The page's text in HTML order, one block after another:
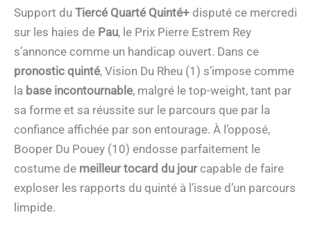
Support du Tiercé Quarté Quinté+ disputé ce mercredi
sur les haies de Pau, le Prix Pierre Estrem Rey
s’annonce comme un handicap ouvert. Dans ce
pronostic quinté, Vision Du Rheu (1) s’impose comme
la base incontournable, malgré le top-weight, tant par
sa forme et sa réussite sur le parcours que par la
confiance affichée par son entourage. À l’opposé,
Booper Du Pouey (10) endosse parfaitement le
costume de meilleur tocard du jourcapable de faire
exploser les rapports du quinté à l’issue d’un parcours
limpide.